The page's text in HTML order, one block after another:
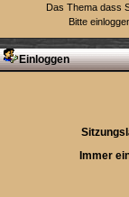
Das Thema dass
Bitte
Einloggen
Immer